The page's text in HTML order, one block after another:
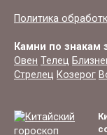
Политика
Камни по знакам
Овен Телец
Стрелец Козерог